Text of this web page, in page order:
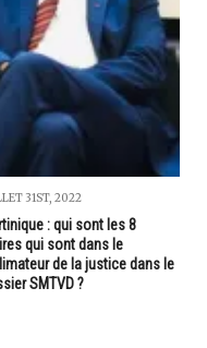
31ST, 2022
: qui sont les 8
qui sont dans le
de la justice dans le
SMTVD ?